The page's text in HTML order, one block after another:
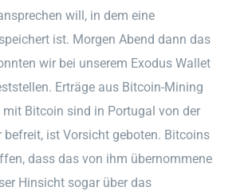
will, in dem eine
ist. Morgen Abend dann das
wir bei unserem Exodus Wallet
Erträge aus Bitcoin-Mining
Bitcoin sind in Portugal von der
befreit, ist Vorsicht geboten. Bitcoins
dass das von ihm übernommene
Hinsicht sogar über das